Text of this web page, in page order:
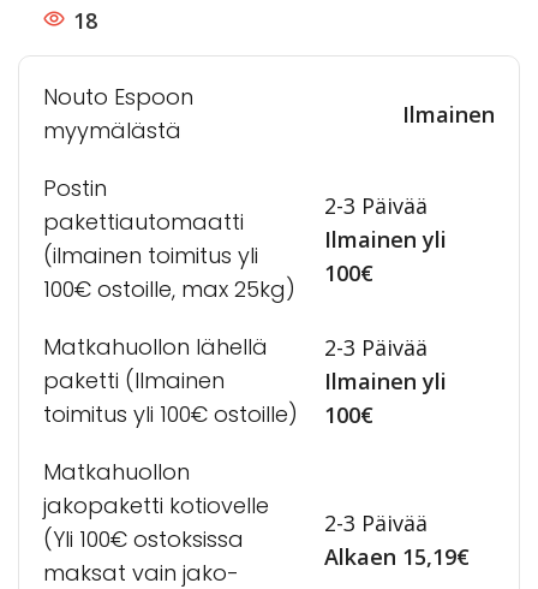
18
Nouto Espoon
myymälästä
Ilmainen
Postin
pakettiautomaatti
(ilmainen toimitus yli
100€ ostoille, max 25kg)
2-3 Päivää
Ilmainen yli
100€
Matkahuollon lähellä
paketti (Ilmainen
toimitus yli 100€ ostoille)
2-3 Päivää
Ilmainen yli
100€
Matkahuollon
jakopaketti kotiovelle
(Yli 100€ ostoksissa
maksat vain jako-
2-3 Päivää
Alkaen 15,19€